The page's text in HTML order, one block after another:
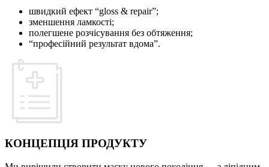
швидкий ефект “gloss & repair”;
зменшення ламкості;
полегшене розчісування без обтяження;
“професійний результат вдома”.
КОНЦЕПЦІЯ ПРОДУКТУ